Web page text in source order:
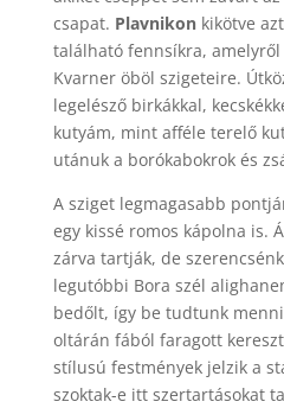
csapat. Plavnikonkikötve
található fennsíkra,
Kvarner öböl szigeteire.
legelésző birkákkal,
kutyám, mint afféle terelő
utánuk a borókabokrok és
A sziget legmagasabb
egy kissé romos kápolna is.
zárva tartják, de
legutóbbi Bora szél
bedőlt, így be tudtunk
oltárán fából faragott
stílusú festmények jelzik a
szoktak-e itt szertartásokat